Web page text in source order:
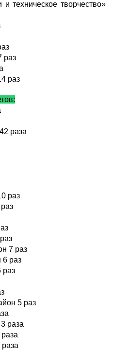
и техническое творчество»
раз
раз
раза
раз
7 раз
6 раз
раз
5 раз
раза